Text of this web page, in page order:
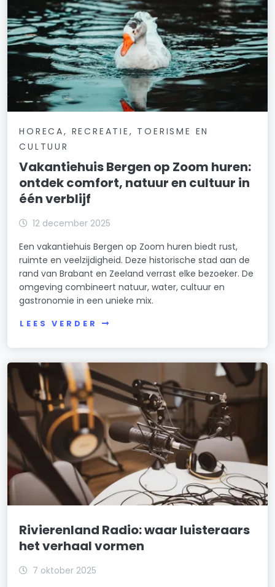
HORECA, RECREATIE, TOERISME EN
CULTUUR
Vakantiehuis Bergen op Zoom huren:
ontdek comfort, natuur en cultuur in
één verblijf
12 december 2025
Een vakantiehuis Bergen op Zoom huren biedt rust,
ruimte en veelzijdigheid. Deze historische stad aan de
rand van Brabant en Zeeland verrast elke bezoeker. De
omgeving combineert natuur, water, cultuur en
gastronomie in een unieke mix.
LEES VERDER
Rivierenland Radio: waar luisteraars
het verhaal vormen
7 oktober 2025